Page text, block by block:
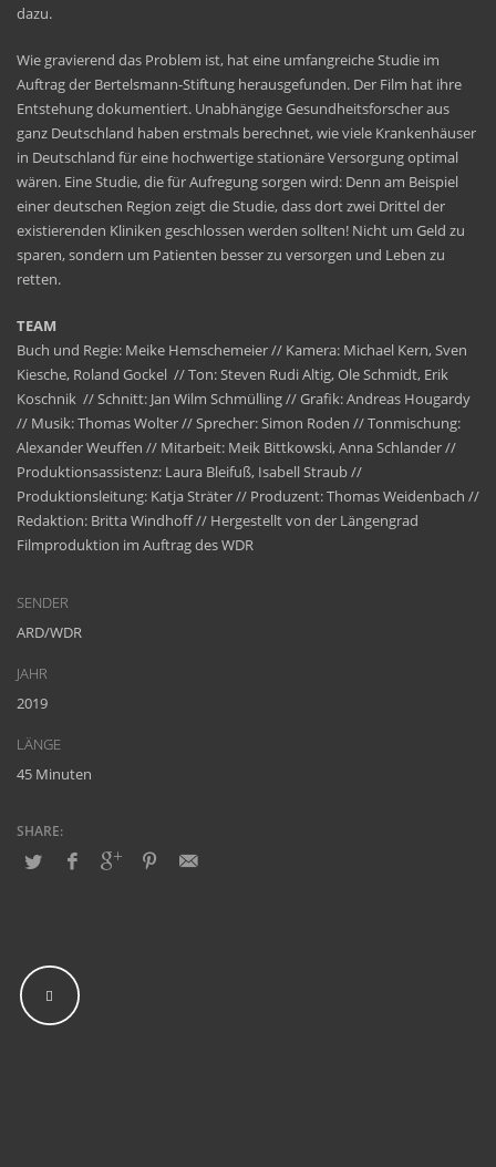
dazu.
Wie gravierend das Problem ist, hat eine umfangreiche Studie im
Auftrag der Bertelsmann-Stiftung herausgefunden. Der Film hat ihre
Entstehung dokumentiert. Unabhängige Gesundheitsforscher aus
ganz Deutschland haben erstmals berechnet, wie viele Krankenhäuser
in Deutschland für eine hochwertige stationäre Versorgung optimal
wären. Eine Studie, die für Aufregung sorgen wird: Denn am Beispiel
einer deutschen Region zeigt die Studie, dass dort zwei Drittel der
existierenden Kliniken geschlossen werden sollten! Nicht um Geld zu
sparen, sondern um Patienten besser zu versorgen und Leben zu
retten.
TEAM
Buch und Regie: Meike Hemschemeier // Kamera: Michael Kern, Sven
Kiesche, Roland Gockel // Ton: Steven Rudi Altig, Ole Schmidt, Erik
Koschnik // Schnitt: Jan Wilm Schmülling // Grafik: Andreas Hougardy
// Musik: Thomas Wolter // Sprecher: Simon Roden // Tonmischung:
Alexander Weuffen // Mitarbeit: Meik Bittkowski, Anna Schlander //
Produktionsassistenz: Laura Bleifuß, Isabell Straub //
Produktionsleitung: Katja Sträter // Produzent: Thomas Weidenbach //
Redaktion: Britta Windhoff // Hergestellt von der Längengrad
Filmproduktion im Auftrag des WDR
SENDER
ARD/WDR
JAHR
2019
LÄNGE
45 Minuten